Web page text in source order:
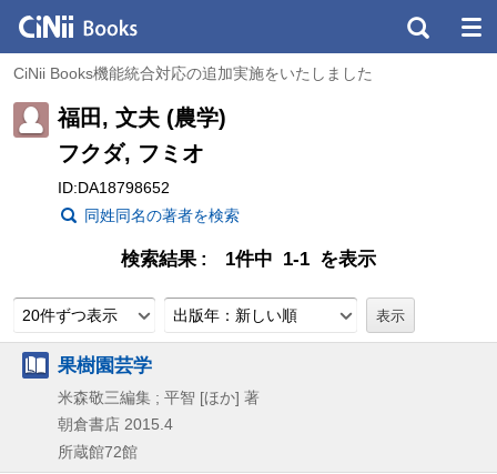
CiNii Books機能統合対応の追加実施をいたしました
福田, 文夫 (農学)
フクダ, フミオ
ID:DA18798652
同姓同名の著者を検索
検索結果 1件中 1-1 を表示
20件ずつ表示 出版年：新しい順
果樹園芸学
米森敬三編集 ; 平智 [ほか] 著
朝倉書店 2015.4
所蔵館72館